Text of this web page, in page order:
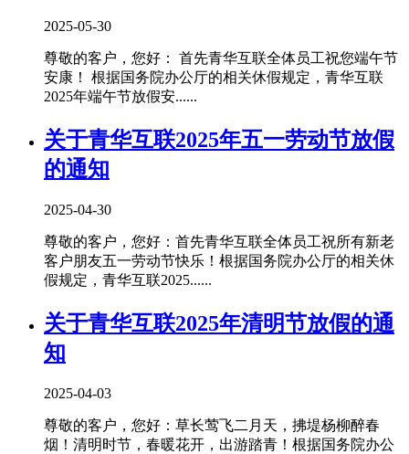
2025-05-30
尊敬的客户，您好： 首先青华互联全体员工祝您端午节
安康！ 根据国务院办公厅的相关休假规定，青华互联
2025年端午节放假安......
关于青华互联2025年五一劳动节放假
的通知
2025-04-30
尊敬的客户，您好：首先青华互联全体员工祝所有新老
客户朋友五一劳动节快乐！根据国务院办公厅的相关休
假规定，青华互联2025......
关于青华互联2025年清明节放假的通
知
2025-04-03
尊敬的客户，您好：草长莺飞二月天，拂堤杨柳醉春
烟！清明时节，春暖花开，出游踏青！根据国务院办公